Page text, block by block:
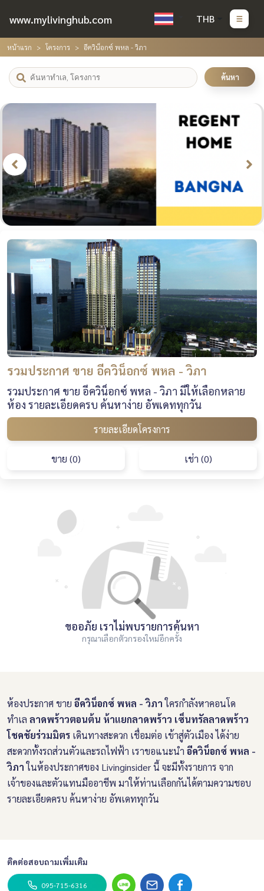
www.mylivinghub.com THB
หน้าแรก โครงการ อีควิน็อกซ์ พหล - วิภา
ค้นหา
รวมประกาศ ขาย อีควิน็อกซ์ พหล - วิภา
รวมประกาศ ขาย อีควิน็อกซ์ พหล - วิภา มีให้เลือกหลาย
ห้อง รายละเอียดครบ ค้นหาง่าย อัพเดททุกวัน
รายละเอียดโครงการ
ขาย (0) เช่า (0)
ขออภัย เราไม่พบรายการค้นหา
กรุณาเลือกตัวกรองใหม่อีกครั้ง
ห้องประกาศ ขาย อีควิน็อกซ์ พหล - วิภาใครกำลังหาคอนโด
ทำเล ลาดพร้าวตอนต้น ห้าแยกลาดพร้าว เซ็นทรัลลาดพร้าว
โชคชัยร่วมมิตร เดินทางสะดวก เชื่อมต่อ เข้าสู่ตัวเมือง ได้ง่าย
สะดวกทั้งรถส่วนตัวและรถไฟฟ้า เราขอแนะนำ อีควิน็อกซ์ พหล -
วิภาในห้องประกาศของ Livinginsider นี้ จะมีทั้งรายการ จาก
เจ้าของและตัวแทนมืออาชีพ มาให้ท่านเลือกกันได้ตามความชอบ
รายละเอียดครบ ค้นหาง่าย อัพเดททุกวัน
ติดต่อสอบถามเพิ่มเติม
095-715-6316